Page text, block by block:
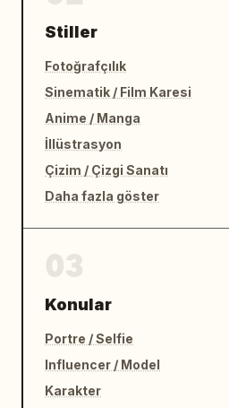
Stiller
Fotoğrafçılık
Sinematik / Film Karesi
Anime / Manga
İllüstrasyon
Çizim / Çizgi Sanatı
Daha fazla göster
Konular
Portre / Selfie
Influencer / Model
Karakter